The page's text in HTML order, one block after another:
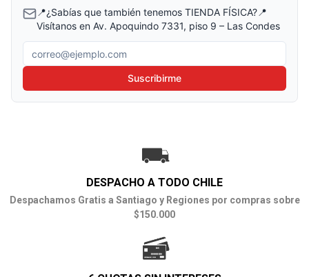
📍¿Sabías que también tenemos TIENDA FÍSICA?📍
Visítanos en Av. Apoquindo 7331, piso 9 – Las Condes
Correo electrónico
Suscribirme
DESPACHO A TODO CHILE
Despachamos Gratis a Santiago y Regiones por compras sobre
$150.000